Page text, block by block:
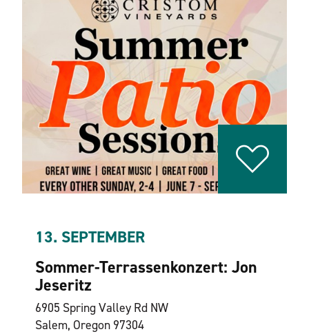
13. SEPTEMBER
Sommer-Terrassenkonzert: Jon
Jeseritz
6905 Spring Valley Rd NW
Salem, Oregon 97304